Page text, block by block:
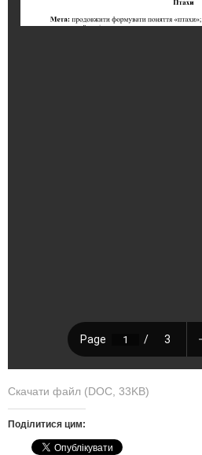
Скачати файл (DOC, 33KB)
Поділитися цим: